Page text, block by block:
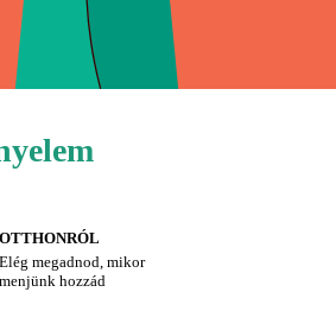
OTTHONRÓL
Elég megadnod, mikor
menjünk hozzád